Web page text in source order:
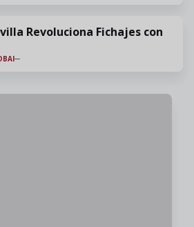
Revoluciona Fichajes con